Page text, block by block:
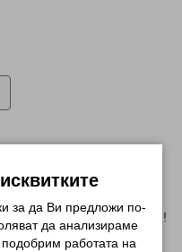
- спирала!
на всеки тоалет и визия!
за да Ви предложи по-
да анализираме
работата на